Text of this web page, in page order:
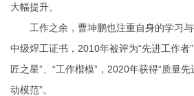
大幅提升。
工作之余，曹坤鹏也注重自身的学习
中级焊工证书，2010年被评为“先进工作者
匠之星”、“工作楷模”，2020年获得“质量
动模范”。